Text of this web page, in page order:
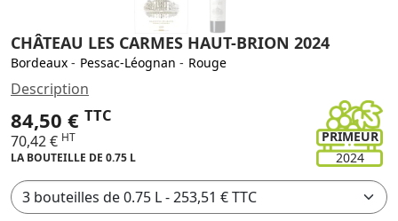
CHÂTEAU LES CARMES HAUT-BRION 2024
Bordeaux - Pessac-Léognan - Rouge
PRIMEUR
2024
Description
84,50 € TTC
70,42 € HT
LA BOUTEILLE DE 0.75 L